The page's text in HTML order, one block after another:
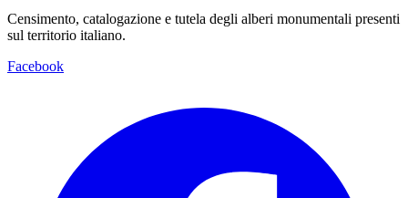
Censimento, catalogazione e tutela degli alberi monumentali presenti
sul territorio italiano.
Facebook